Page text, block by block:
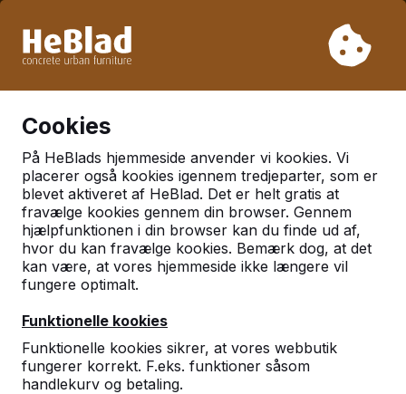
Så tag venligst højde for længere leveringstider.
Cookies
På HeBlads hjemmeside anvender vi kookies. Vi
placerer også kookies igennem tredjeparter, som er
blevet aktiveret af HeBlad. Det er helt gratis at
fravælge kookies gennem din browser. Gennem
hjælpfunktionen i din browser kan du finde ud af,
hvor du kan fravælge kookies. Bemærk dog, at det
kan være, at vores hjemmeside ikke længere vil
fungere optimalt.
Funktionelle kookies
Funktionelle kookies sikrer, at vores webbutik
fungerer korrekt. F.eks. funktioner såsom
handlekurv og betaling.
Vi har solgt over 30.000 borde
Bænke